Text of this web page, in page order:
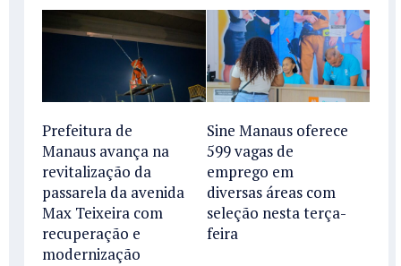
Prefeitura de
Manaus avança na
revitalização da
passarela da avenida
Max Teixeira com
recuperação e
modernização
Sine Manaus oferece
599 vagas de
emprego em
diversas áreas com
seleção nesta terça-
feira